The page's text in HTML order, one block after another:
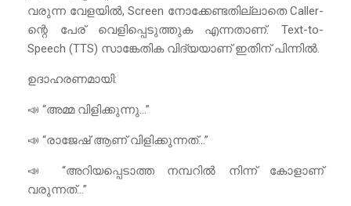
വരുന്ന വേളയിൽ, Screen നോക്കേണ്ടതില്ലാതെ Caller-
ന്റെ പേര് വെളിപ്പെടുത്തുക എന്നതാണ്. Text-to-
Speech (TTS) സാങ്കേതിക വിദ്യയാണ് ഇതിന് പിന്നിൽ.
ഉദാഹരണമായി:
📣 “അമ്മ വിളിക്കുന്നു…”
📣 “രാജേഷ് ആണ് വിളിക്കുന്നത്…”
📣 “അറിയപ്പെടാത്ത നമ്പറിൽ നിന്ന് കോളാണ്
വരുന്നത്…”